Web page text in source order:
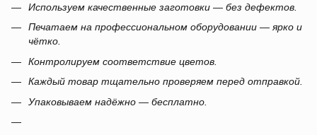
Используем качественные заготовки — без дефектов.
Печатаем на профессиональном оборудовании — ярко и
чётко.
Контролируем соответствие цветов.
Каждый товар тщательно проверяем перед отправкой.
Упаковываем надёжно — бесплатно.